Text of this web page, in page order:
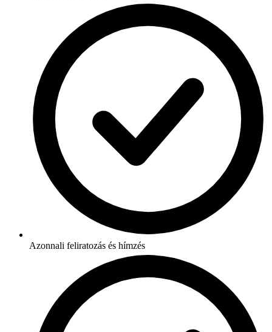
Azonnali feliratozás és hímzés